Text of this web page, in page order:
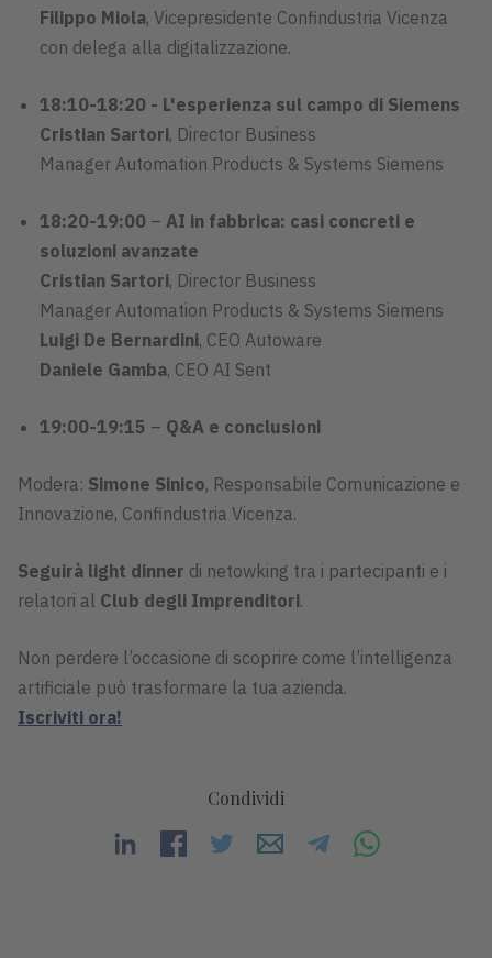
Filippo Miola, Vicepresidente Confindustria Vicenza
con delega alla digitalizzazione.
18:10-18:20 - L'esperienza sul campo di Siemens
Cristian Sartori, Director Business
Manager Automation Products & Systems Siemens
18:20-19:00 – AI in fabbrica: casi concreti e
soluzioni avanzate
Cristian Sartori, Director Business
Manager Automation Products & Systems Siemens
Luigi De Bernardini, CEO Autoware
Daniele Gamba, CEO AI Sent
19:00-19:15 – Q&A e conclusioni
Modera: Simone Sinico, Responsabile Comunicazione e
Innovazione, Confindustria Vicenza.
Seguirà light dinner di netowking tra i partecipanti e i
relatori al Club degli Imprenditori.
Non perdere l’occasione di scoprire come l’intelligenza
artificiale può trasformare la tua azienda.
Iscriviti ora!
Condividi